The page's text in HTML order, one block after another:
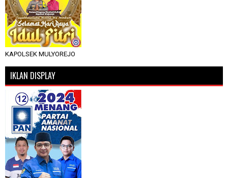
KAPOLSEK MULYOREJO
IKLAN DISPLAY